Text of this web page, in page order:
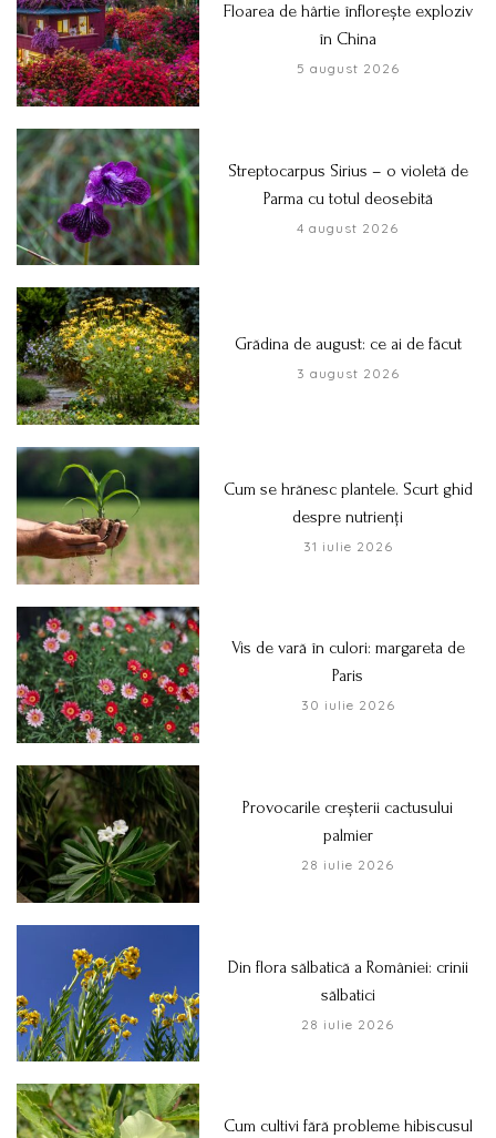
Floarea de hârtie înflorește exploziv
în China
5 august 2026
Streptocarpus Sirius – o violetă de
Parma cu totul deosebită
4 august 2026
Grădina de august: ce ai de făcut
3 august 2026
Cum se hrănesc plantele. Scurt ghid
despre nutrienți
31 iulie 2026
Vis de vară în culori: margareta de
Paris
30 iulie 2026
Provocarile creșterii cactusului
palmier
28 iulie 2026
Din flora sălbatică a României: crinii
sălbatici
28 iulie 2026
Cum cultivi fără probleme hibiscusul